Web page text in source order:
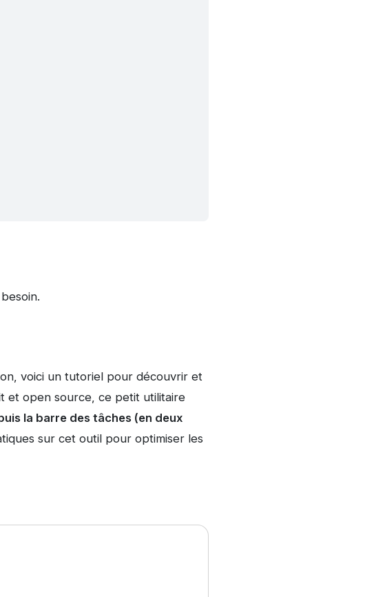
voici un tutoriel pour découvrir et
et open source, ce petit utilitaire
la barre des tâches (en deux
sur cet outil pour optimiser les